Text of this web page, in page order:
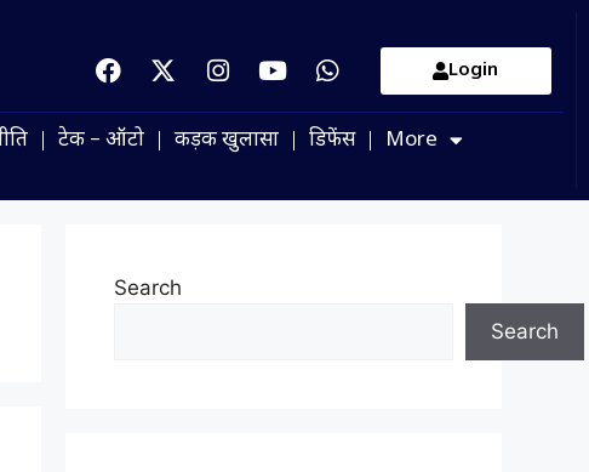
Login
टेक – ऑटो कड़क खुलासा डिफेंस More
Search
Search